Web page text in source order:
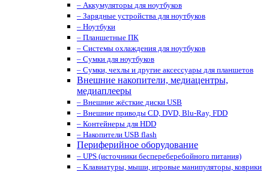
– Аккумуляторы для ноутбуков
– Зарядные устройства для ноутбуков
– Ноутбуки
– Планшетные ПК
– Системы охлаждения для ноутбуков
– Сумки для ноутбуков
– Сумки, чехлы и другие аксессуары для планшетов
Внешние накопители, медиацентры,
медиаплееры
– Внешние жёсткие диски USB
– Внешние приводы CD, DVD, Blu-Ray, FDD
– Контейнеры для HDD
– Накопители USB flash
Периферийное оборудование
– UPS (источники беспереберебойного питания)
– Клавиатуры, мыши, игровые манипуляторы, коврики